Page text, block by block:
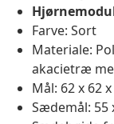
Farve: Sort
Materiale:
akacietræ
Mål: 62 x 62
Sædemål: 55